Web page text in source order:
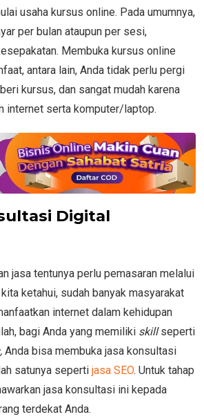
usaha kursus online. Pada umumnya,
per bulan ataupun per sesi,
Membuka kursus online
antara lain, Anda tidak perlu pergi
kursus, dan sangat mudah karena
internet serta komputer/laptop.
Digital
jasa tentunya perlu pemasaran melalui
ketahui, sudah banyak masyarakat
internet dalam kehidupan
bagi Anda yang memiliki skillseperti
Anda bisa membuka jasa konsultasi
satunya seperti jasa SEO. Untuk tahap
jasa konsultasi ini kepada
terdekat Anda.